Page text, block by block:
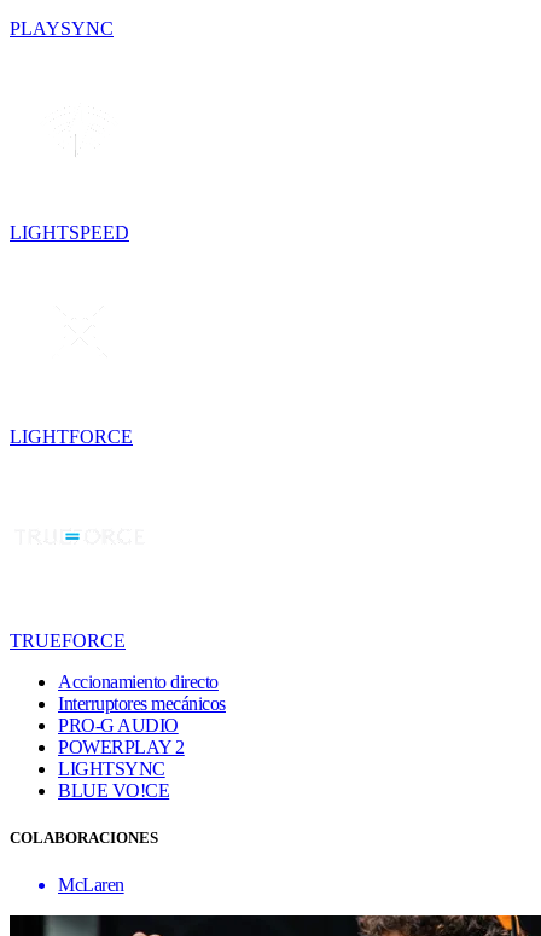
PLAYSYNC
LIGHTSPEED
LIGHTFORCE
TRUEFORCE
Accionamiento directo
Interruptores mecánicos
PRO-G AUDIO
POWERPLAY 2
LIGHTSYNC
BLUE VO!CE
COLABORACIONES
McLaren